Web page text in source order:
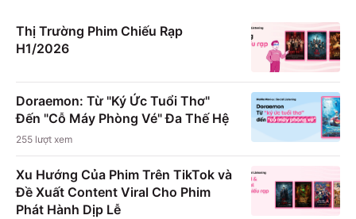
Thị Trường Phim Chiếu Rạp
H1/2026
Doraemon: Từ "Ký Ức Tuổi Thơ"
Đến "Cỗ Máy Phòng Vé" Đa Thế Hệ
255 lượt xem
Xu Hướng Của Phim Trên TikTok và
Đề Xuất Content Viral Cho Phim
Phát Hành Dịp Lễ